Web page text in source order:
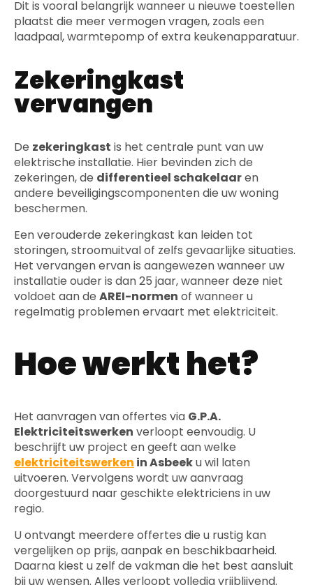
Dit is vooral belangrijk wanneer u nieuwe toestellen
plaatst die meer vermogen vragen, zoals een
laadpaal, warmtepomp of extra keukenapparatuur.
Zekeringkast
vervangen
De zekeringkast is het centrale punt van uw
elektrische installatie. Hier bevinden zich de
zekeringen, de differentieel schakelaaren
andere beveiligingscomponenten die uw woning
beschermen.
Een verouderde zekeringkast kan leiden tot
storingen, stroomuitval of zelfs gevaarlijke situaties.
Het vervangen ervan is aangewezen wanneer uw
installatie ouder is dan 25 jaar, wanneer deze niet
voldoet aan de AREI-normen of wanneer u
regelmatig problemen ervaart met elektriciteit.
Hoe werkt het?
Het aanvragen van offertes via G.P.A.
Elektriciteitswerken verloopt eenvoudig. U
beschrijft uw project en geeft aan welke
elektriciteitswerken in Asbeeku wil laten
uitvoeren. Vervolgens wordt uw aanvraag
doorgestuurd naar geschikte elektriciens in uw
regio.
U ontvangt meerdere offertes die u rustig kan
vergelijken op prijs, aanpak en beschikbaarheid.
Daarna kiest u zelf de vakman die het best aansluit
bij uw wensen. Alles verloopt volledig vrijblijvend.